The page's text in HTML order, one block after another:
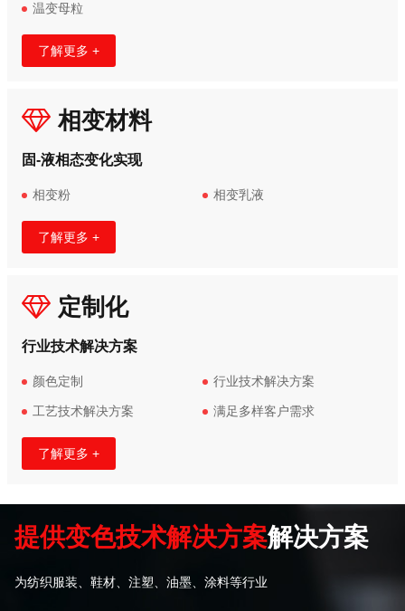
温变母粒
了解更多 +
相变材料
固-液相态变化实现
相变粉 相变乳液
了解更多 +
定制化
行业技术解决方案
颜色定制 行业技术解决方案
工艺技术解决方案 满足多样客户需求
了解更多 +
提供变色技术解决方案解决方案
为纺织服装、鞋材、注塑、油墨、涂料等行业